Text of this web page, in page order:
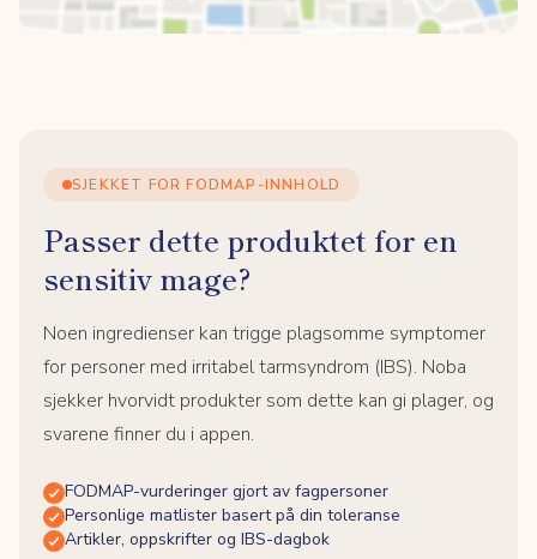
SJEKKET FOR FODMAP-INNHOLD
Passer dette produktet for en
sensitiv mage?
Noen ingredienser kan trigge plagsomme symptomer
for personer med irritabel tarmsyndrom (IBS). Noba
sjekker hvorvidt produkter som dette kan gi plager, og
svarene finner du i appen.
FODMAP-vurderinger gjort av fagpersoner
Personlige matlister basert på din toleranse
Artikler, oppskrifter og IBS-dagbok